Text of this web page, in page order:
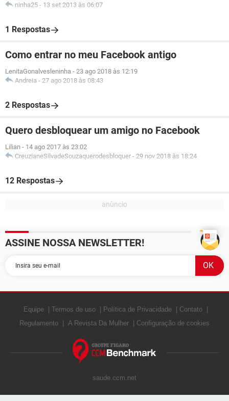
ninha25 - 13 set 2013 às 06:07
1 Respostas
Como entrar no meu Facebook antigo
LenitaGonalvesleninha - 23 ago 2018 às 12:19
Andreia - 27 ago 2018 às 08:43
2 Respostas
Quero desbloquear um amigo no Facebook
Lilian - 14 ago 2017 às 23:02
CreuzianeSilvadeSouzaquerodesbloquer - 29 nov 2018 às 18:24
12 Respostas
ASSINE NOSSA NEWSLETTER!
Equipe Termos de uso Política de Privacidade
Contato
Regulamento
A Revista Da Mulher Configuração de cookies
saude.ccm.net